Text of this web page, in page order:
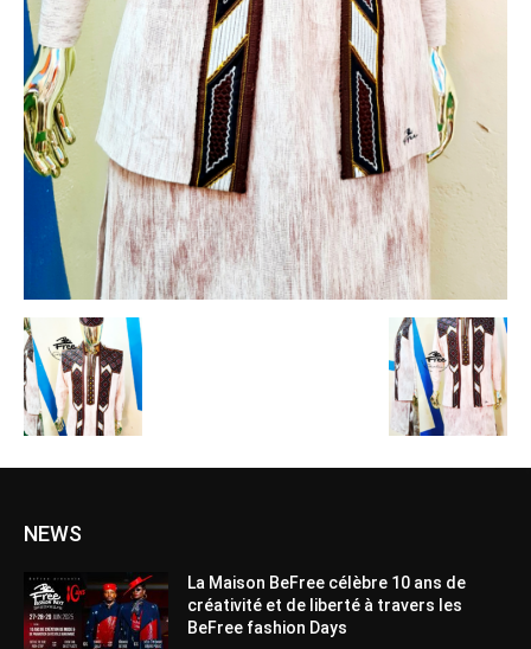
NEWS
La Maison BeFree célèbre 10 ans de
créativité et de liberté à travers les
BeFree fashion Days